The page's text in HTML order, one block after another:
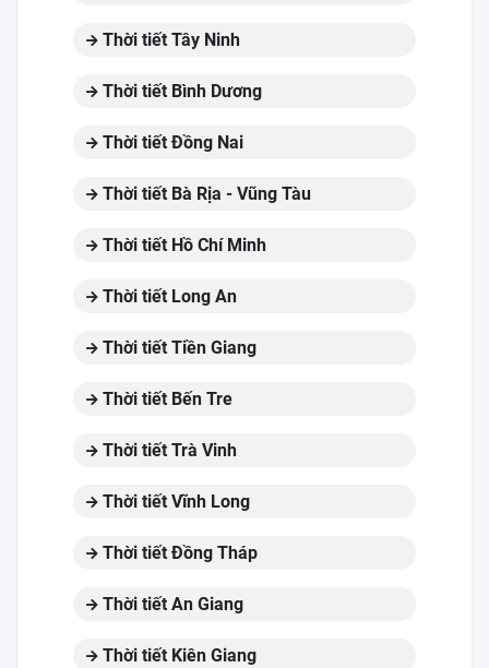
Thời tiết Tây Ninh
Thời tiết Bình Dương
Thời tiết Đồng Nai
Thời tiết Bà Rịa - Vũng Tàu
Thời tiết Hồ Chí Minh
Thời tiết Long An
Thời tiết Tiền Giang
Thời tiết Bến Tre
Thời tiết Trà Vinh
Thời tiết Vĩnh Long
Thời tiết Đồng Tháp
Thời tiết An Giang
Thời tiết Kiên Giang